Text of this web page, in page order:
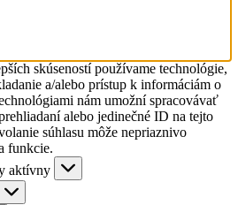
skúseností používame technológie,
a/alebo prístup k informáciám o
nám umožní spracovávať
alebo jedinečné ID na tejto
súhlasu môže nepriaznivo
funkcie.
aktívny